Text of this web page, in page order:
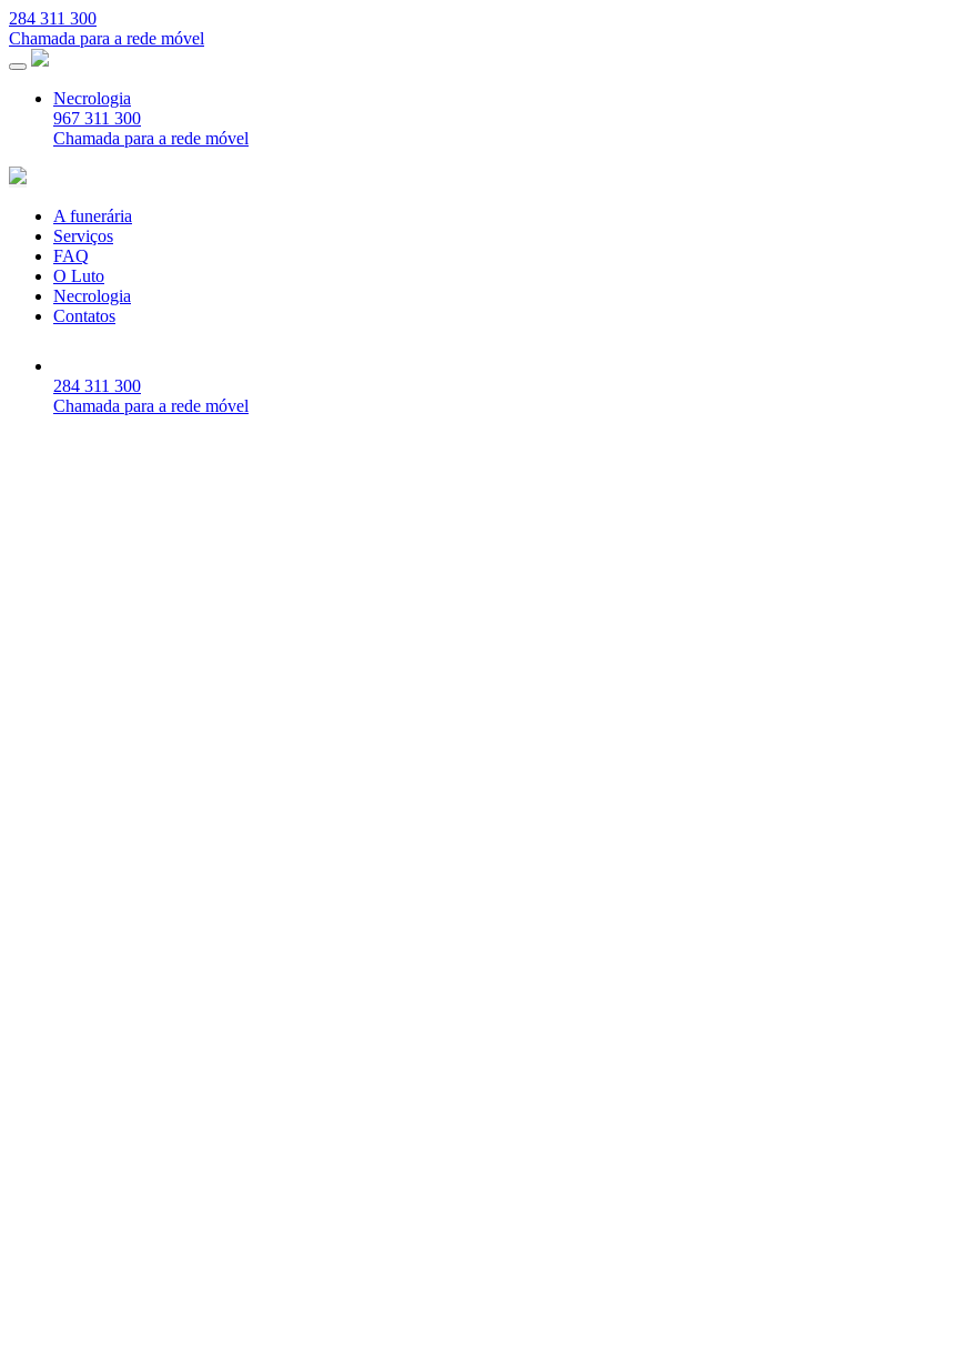
284 311 300
Chamada para a rede móvel
Necrologia
967 311 300
Chamada para a rede móvel
A funerária
Serviços
FAQ
O Luto
Necrologia
Contatos
284 311 300
Chamada para a rede móvel